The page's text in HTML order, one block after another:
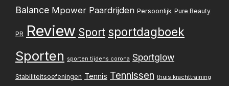
Balance Mpower Paardrijden Persoonlijk Pure Beauty
PR Review Sport sportdagboek
Sporten sporten tijdens corona Sportglow
Stabiliteitsoefeningen Tennis Tennissen thuis krachttraining